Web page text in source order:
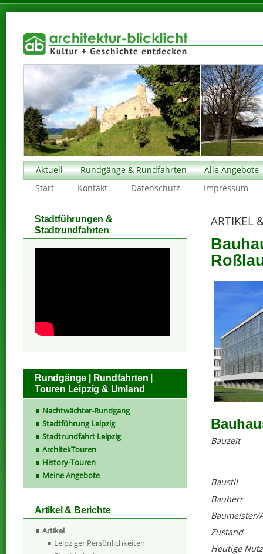
Aktuell Rundgänge & Rundfahrten
Alle Angebote
Start
Kontakt Datenschutz Impressum
ARTIKEL
Bauzeit
Baustil
Bauherr
Baumeister/
Zustand
Heutige
Stadtführungen &
Stadtrundfahrten
Rundgänge | Rundfahrten |
Touren Leipzig & Umland
Nachtwächter-Rundgang
Stadtführung Leipzig
Stadtrundfahrt Leipzig
ArchitekTouren
History-Touren
Meine Angebote
Artikel & Berichte
Artikel
Leipziger Persönlichkeiten